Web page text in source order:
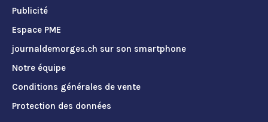
Publicité
Espace PME
journaldemorges.ch sur son smartphone
Notre équipe
Conditions générales de vente
Protection des données